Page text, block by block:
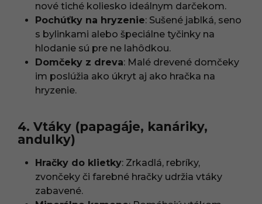
nové tiché koliesko ideálnym darčekom.
Pochúťky na hryzenie: Sušené jablká, seno
s bylinkami alebo špeciálne tyčinky na
hlodanie sú pre ne lahôdkou.
Domčeky z dreva: Malé drevené domčeky
im poslúžia ako úkryt aj ako hračka na
hryzenie.
4. Vtáky (papagáje, kanáriky,
andulky)
Hračky do klietky: Zrkadlá, rebríky,
zvončeky či farebné hračky udržia vtáky
zabavené.